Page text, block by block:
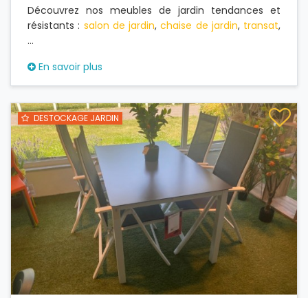
Découvrez nos meubles de jardin tendances et
résistants : salon de jardin,chaise de jardin, transat,
...
En savoir plus
DESTOCKAGE JARDIN